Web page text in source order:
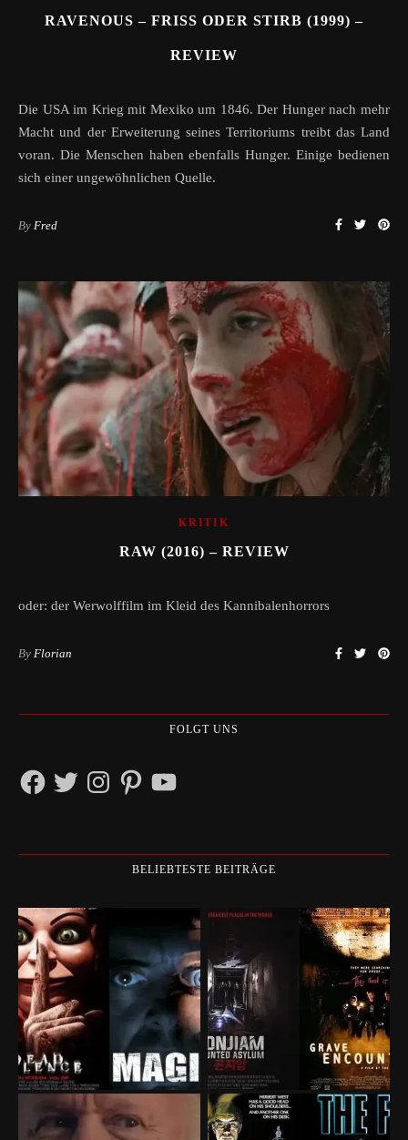
RAVENOUS – FRISS ODER STIRB (1999) –
REVIEW
Die USA im Krieg mit Mexiko um 1846. Der Hunger nach mehr
Macht und der Erweiterung seines Territoriums treibt das Land
voran. Die Menschen haben ebenfalls Hunger. Einige bedienen
sich einer ungewöhnlichen Quelle.
By Fred
KRITIK
RAW (2016) – REVIEW
oder: der Werwolffilm im Kleid des Kannibalenhorrors
By Florian
FOLGT UNS
FacebookTwitterInstagramPinterestYouTube
BELIEBTESTE BEITRÄGE